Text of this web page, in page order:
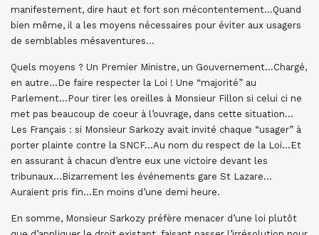
manifestement, dire haut et fort son mécontentement…Quand
bien même, il a les moyens nécessaires pour éviter aux usagers
de semblables mésaventures…
Quels moyens ? Un Premier Ministre, un Gouvernement…Chargé,
en autre…De faire respecter la Loi ! Une “majorité” au
Parlement…Pour tirer les oreilles à Monsieur Fillon si celui ci ne
met pas beaucoup de coeur à l’ouvrage, dans cette situation…
Les Français : si Monsieur Sarkozy avait invité chaque “usager” à
porter plainte contre la SNCF…Au nom du respect de la Loi…Et
en assurant à chacun d’entre eux une victoire devant les
tribunaux…Bizarrement les événements gare St Lazare…
Auraient pris fin…En moins d’une demi heure.
En somme, Monsieur Sarkozy préfère menacer d’une loi plutôt